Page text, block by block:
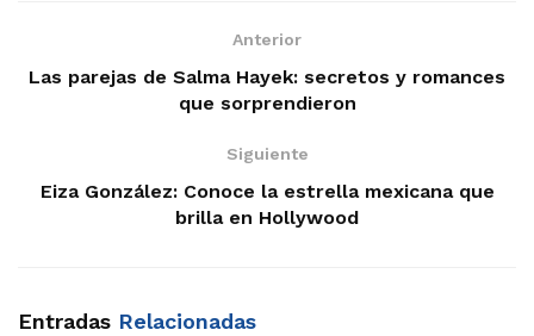
Anterior
Las parejas de Salma Hayek: secretos y romances
que sorprendieron
Siguiente
Eiza González: Conoce la estrella mexicana que
brilla en Hollywood
Entradas Relacionadas